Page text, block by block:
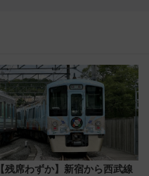
【残席わずか】新宿から西武線